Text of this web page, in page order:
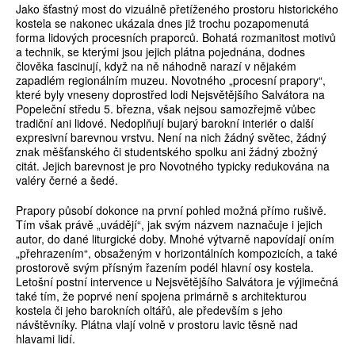
Jako šťastný most do vizuálně přetíženého prostoru historického
kostela se nakonec ukázala dnes již trochu pozapomenutá
forma lidových procesních praporců. Bohatá rozmanitost motivů
a technik, se kterými jsou jejich plátna pojednána, dodnes
člověka fascinují, když na ně náhodně narazí v nějakém
zapadlém regionálním muzeu. Novotného „procesní prapory“,
které byly vneseny doprostřed lodi Nejsvětějšího Salvátora na
Popeleční středu 5. března, však nejsou samozřejmě vůbec
tradiční ani lidové. Nedoplňují bujarý barokní interiér o další
expresivní barevnou vrstvu. Není na nich žádný světec, žádný
znak měšťanského či studentského spolku ani žádný zbožný
citát. Jejich barevnost je pro Novotného typicky redukována na
valéry černé a šedé.
Prapory působí dokonce na první pohled možná přímo rušivě.
Tím však právě „uvádějí“, jak svým názvem naznačuje i jejich
autor, do dané liturgické doby. Mnohé výtvarně napovídají oním
„přehrazením“, obsaženým v horizontálních kompozicích, a také
prostorově svým přísným řazením podél hlavní osy kostela.
Letošní postní intervence u Nejsvětějšího Salvátora je výjimečná
také tím, že poprvé není spojena primárně s architekturou
kostela či jeho barokních oltářů, ale především s jeho
návštěvníky. Plátna vlají volně v prostoru lavic těsně nad
hlavami lidí.